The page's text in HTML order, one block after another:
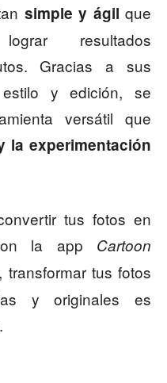
simple y ágil que
resultados
Gracias a sus
y edición, se
versátil que
la experimentación
tus fotos en
la app Cartoon
, transformar tus fotos
y originales es